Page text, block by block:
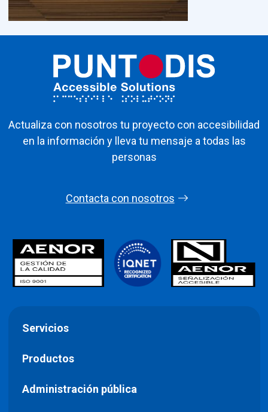
Actualiza con nosotros tu proyecto con accesibilidad
en la información y lleva tu mensaje a todas las
personas
Contacta con nosotros
Servicios
Productos
Administración pública